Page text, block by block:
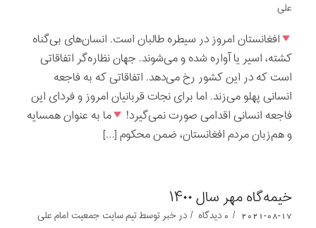
علی
افغانستان امروز در سیطره طالبان است. انسان‌های بی‌گناه
کشته، اسیر یا آواره شده و می‌شوند. جهان نظاره‌گر اتفاقاتی
است که در این کشور رخ می‌دهد. اتفاقاتی که به فاجعه
انسانی پهلو می‌زند. اما برای نجات قربانیان امروز و فردای این
فاجعه انسانی اقدامی صورت نمی‌‌گیرد!
ما به عنوان همسایه
و هم‌زبان مردم افغانستان، ضمن محکوم […]
خیمه‌گاه مهر سال ۱۴۰۰
2021-08-17
/ 0 دیدگاه / درخبرتوسطتیم سایت جمعیت امام علی